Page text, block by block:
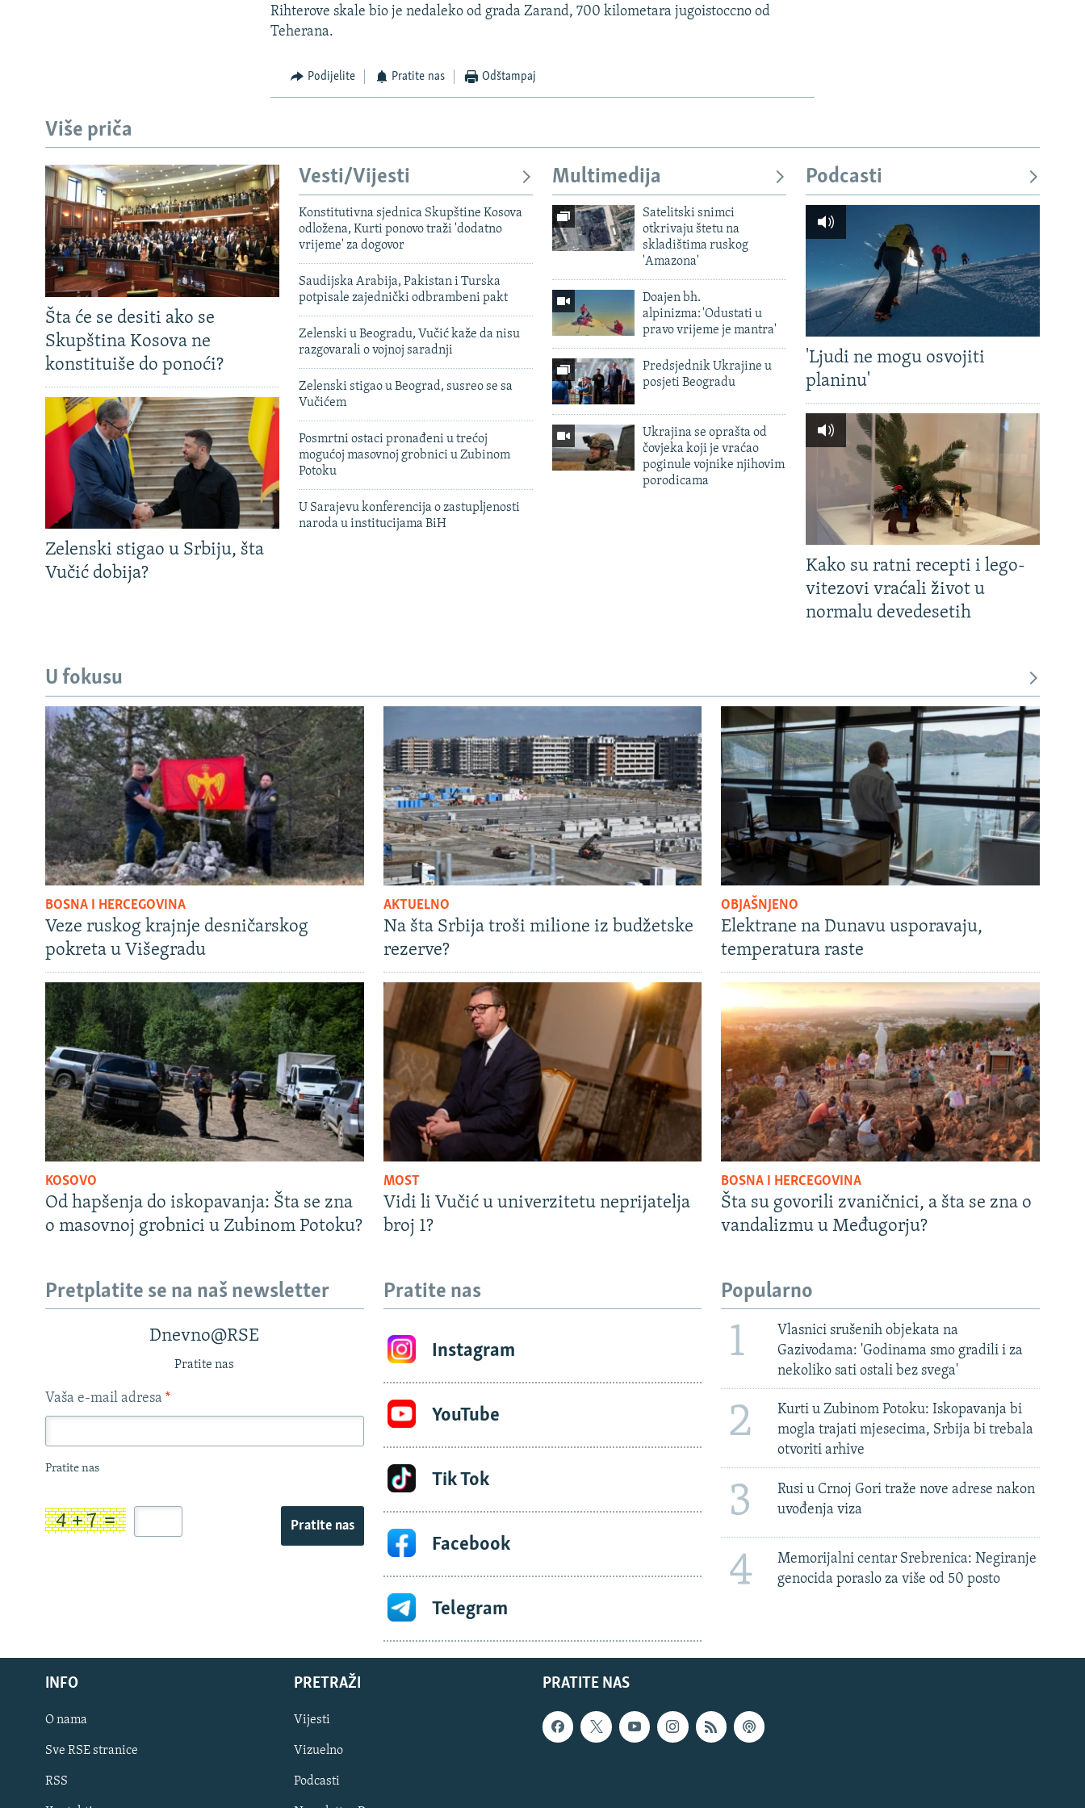
GENOCID U SREBRENICI
POPLAVE I KLIZIŠTA U BIH 2024.
TV LIBERTY
POST SCRIPTUM
MOJA EVROPA
TRI DECENIJE OD RATA U BIH
SVE KARTE DEJTONA
NASTANAK I RASPAD JUGOSLAVIJE
Rihterove skale bio je nedaleko od grada Zarand, 700 kilometara jugoistoccno od
Teherana.
Podijelite Pratite nas Odštampaj
Više priča
Šta će se desiti ako se
Skupština Kosova ne
konstituiše do ponoći?
Zelenski stigao u Srbiju, šta
Vučić dobija?
Vesti/Vijesti
Konstitutivna sjednica Skupštine Kosova
odložena, Kurti ponovo traži 'dodatno
vrijeme' za dogovor
Saudijska Arabija, Pakistan i Turska
potpisale zajednički odbrambeni pakt
Zelenski u Beogradu, Vučić kaže da nisu
razgovarali o vojnoj saradnji
Zelenski stigao u Beograd, susreo se sa
Vučićem
Posmrtni ostaci pronađeni u trećoj
mogućoj masovnoj grobnici u Zubinom
Potoku
U Sarajevu konferencija o zastupljenosti
naroda u institucijama BiH
Multimedija
Satelitski snimci
otkrivaju štetu na
skladištima ruskog
'Amazona'
Doajen bh.
alpinizma: 'Odustati u
pravo vrijeme je mantra'
Predsjednik Ukrajine u
posjeti Beogradu
Ukrajina se oprašta od
čovjeka koji je vraćao
poginule vojnike njihovim
porodicama
Podcasti
'Ljudi ne mogu osvojiti
planinu'
Kako su ratni recepti i lego-
vitezovi vraćali život u
normalu devedesetih
U fokusu
BOSNA I HERCEGOVINA
Veze ruskog krajnje desničarskog
pokreta u Višegradu
AKTUELNO
Na šta Srbija troši milione iz budžetske
rezerve?
OBJAŠNJENO
Elektrane na Dunavu usporavaju,
temperatura raste
KOSOVO
Od hapšenja do iskopavanja: Šta se zna
o masovnoj grobnici u Zubinom Potoku?
MOST
Vidi li Vučić u univerzitetu neprijatelja
broj 1?
BOSNA I HERCEGOVINA
Šta su govorili zvaničnici, a šta se zna o
vandalizmu u Međugorju?
Pretplatite se na naš newsletter
Dnevno@RSE
Pratite nas
Vaša e-mail adresa *
Pratite nas
Pratite nas
Pratite nas
Instagram
YouTube
Tik Tok
Facebook
Telegram
Popularno
1
Vlasnici srušenih objekata na
Gazivodama: 'Godinama smo gradili i za
nekoliko sati ostali bez svega'
2
Kurti u Zubinom Potoku: Iskopavanja bi
mogla trajati mjesecima, Srbija bi trebala
otvoriti arhive
3
Rusi u Crnoj Gori traže nove adrese nakon
uvođenja viza
4
Memorijalni centar Srebrenica: Negiranje
genocida poraslo za više od 50 posto
PRATITE NAS
INFO
O nama
Sve RSE stranice
RSS
PRETRAŽI
Vijesti
Vizuelno
Podcasti